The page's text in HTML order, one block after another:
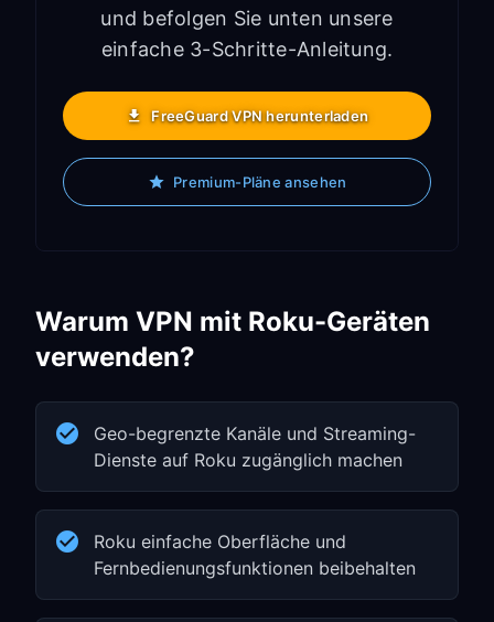
und befolgen Sie unten unsere
einfache 3-Schritte-Anleitung.
FreeGuard VPN herunterladen
Premium-Pläne ansehen
Warum VPN mit Roku-Geräten
verwenden?
Geo-begrenzte Kanäle und Streaming-
Dienste auf Roku zugänglich machen
Roku einfache Oberfläche und
Fernbedienungsfunktionen beibehalten